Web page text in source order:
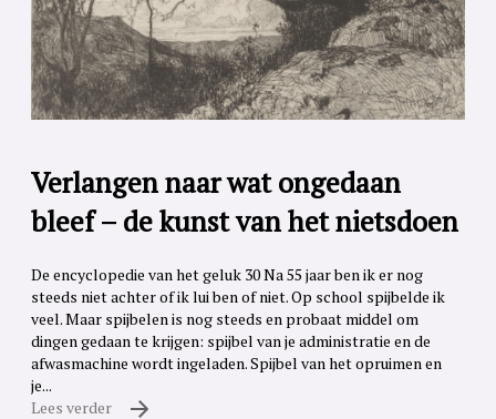
Verlangen naar wat ongedaan
bleef – de kunst van het nietsdoen
De encyclopedie van het geluk 30 Na 55 jaar ben ik er nog
steeds niet achter of ik lui ben of niet. Op school spijbelde ik
veel. Maar spijbelen is nog steeds en probaat middel om
dingen gedaan te krijgen: spijbel van je administratie en de
afwasmachine wordt ingeladen. Spijbel van het opruimen en
je...
Lees verder